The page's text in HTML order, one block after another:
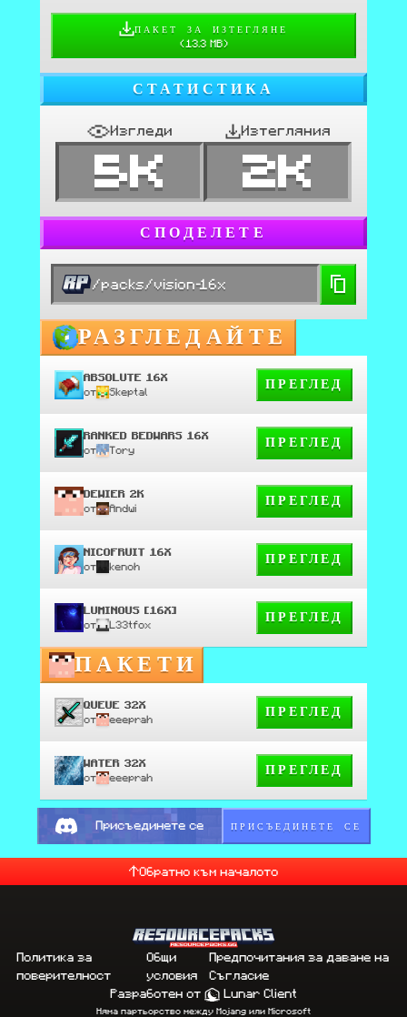
ПАКЕТ ЗА ИЗТЕГЛЯНЕ
(13.3 MB)
СТАТИСТИКА
Изгледи
5K
Изтегляния
2K
СПОДЕЛЕТЕ
/packs/vision-16x
РАЗГЛЕДАЙТЕ
ABSOLUTE 16X
от Skeptal
ПРЕГЛЕД
RANKED BEDWARS 16X
от Tory
ПРЕГЛЕД
DEWIER 2K
от Andwi
ПРЕГЛЕД
NICOFRUIT 16X
от kenoh
ПРЕГЛЕД
LUMINOUS [16X]
от L33tfox
ПРЕГЛЕД
ПАКЕТИ
QUEUE 32X
от eeeprah
ПРЕГЛЕД
WATER 32X
от eeeprah
ПРЕГЛЕД
Присъединете се ПРИСЪЕДИНЕТЕ СЕ
Обратно към началото
Политика за
поверителност
Общи
условия
Предпочитания за даване на
Съгласие
Разработен от
Lunar Client
Няма партьорство между Mojang или Microsoft